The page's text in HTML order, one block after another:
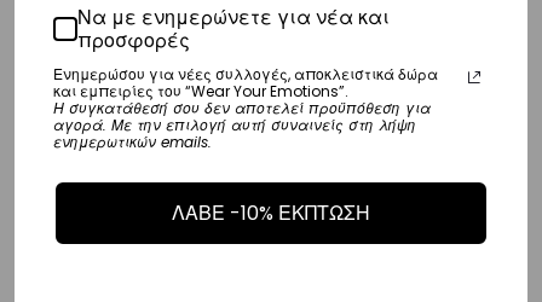
– Τα έξοδα αποστολής για όλο την Ευρώπη είναι στα
– Η Η συνεργαζόμενη εταιρεία ταχυμεταφορών,
παράδοσή σας.
– Οι χρόνοι παράδοσης κυμαίνονται συνήθως από 3-8 εργάσιμες
Να με ενημερώνετε για νέα και
προσφορές
Ενημερώσου για νέες συλλογές, αποκλειστικά δώρα
και εμπειρίες του “Wear Your Emotions”.
Η συγκατάθεσή σου δεν αποτελεί προϋπόθεση για
αγορά. Με την επιλογή αυτή συναινείς στη λήψη
ενημερωτικών emails.
ΛΑΒΕ -10% ΕΚΠΤΩΣΗ